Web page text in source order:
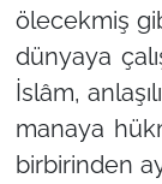
ölecekmiş
dünyaya
İslâm,
manaya
birbirinden